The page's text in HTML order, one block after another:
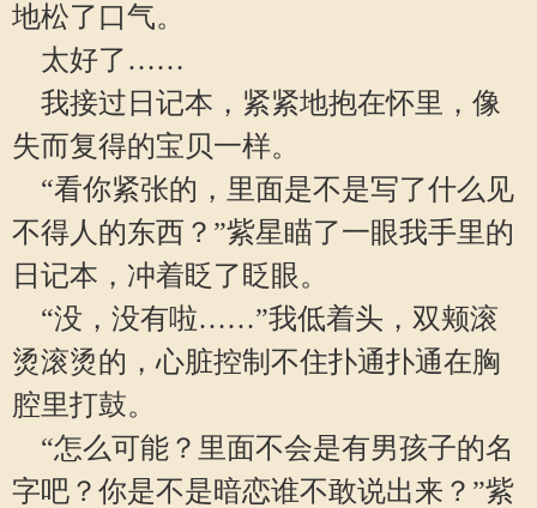
地松了口气。
太好了……
我接过日记本，紧紧地抱在怀里，像
失而复得的宝贝一样。
“看你紧张的，里面是不是写了什么见
不得人的东西？”紫星瞄了一眼我手里的
日记本，冲着眨了眨眼。
“没，没有啦……”我低着头，双颊滚
烫滚烫的，心脏控制不住扑通扑通在胸
腔里打鼓。
“怎么可能？里面不会是有男孩子的名
字吧？你是不是暗恋谁不敢说出来？”紫